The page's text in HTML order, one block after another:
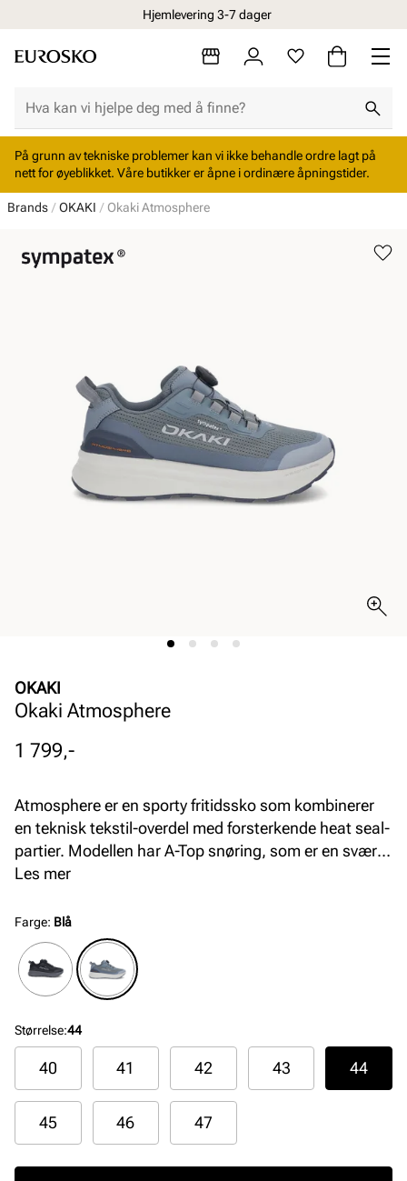
Hjemlevering 3-7 dager
På grunn av tekniske problemer kan vi ikke behandle ordre lagt på
nett for øyeblikket. Våre butikker er åpne i ordinære åpningstider.
Brands OKAKI Okaki Atmosphere
OKAKI
Okaki Atmosphere
Pris
1 799,-
Atmosphere er en sporty fritidssko som kombinerer
en teknisk tekstil-overdel med forsterkende heat seal-
partier. Modellen har A-Top snøring, som er en svært
praktisk og effektiv snørefunksjon. Yttersålen består
materiale, og den har gummi under som øker
slitestyrken. MaxGrip-teknologien sikrer et sikkert
fotfeste, perfekt for aktive dager. Ideell for både fritid
og sport, gir den en moderne og funksjonell stil.
Les mer
Farge: Blå
Størrelse:44
40 41 42 43 44
45 46 47